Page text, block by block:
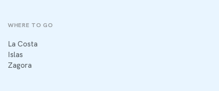
WHERE TO GO
La Costa
Islas
Zagora